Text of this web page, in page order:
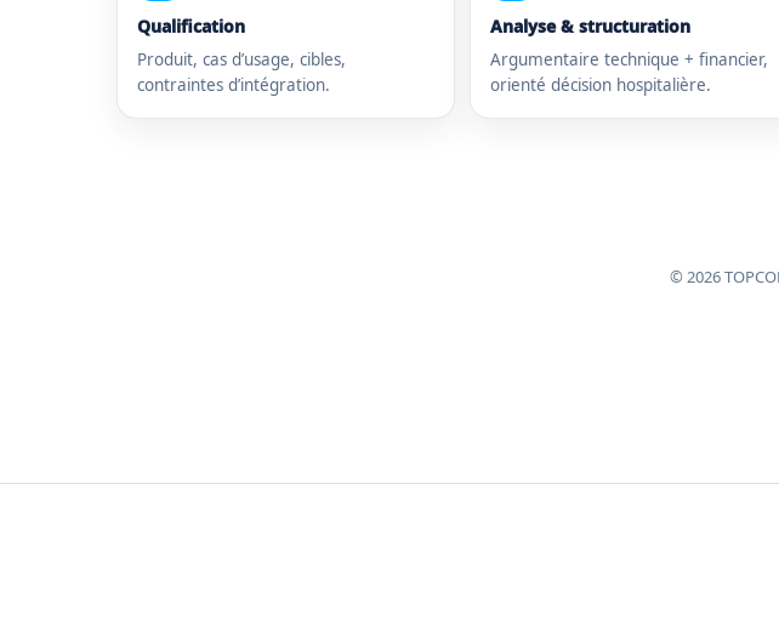
Qualification
Produit, cas d’usage, cibles,
contraintes d’intégration.
Analyse & structuration
Argumentaire technique + financier,
orienté décision hospitalière.
© 2026